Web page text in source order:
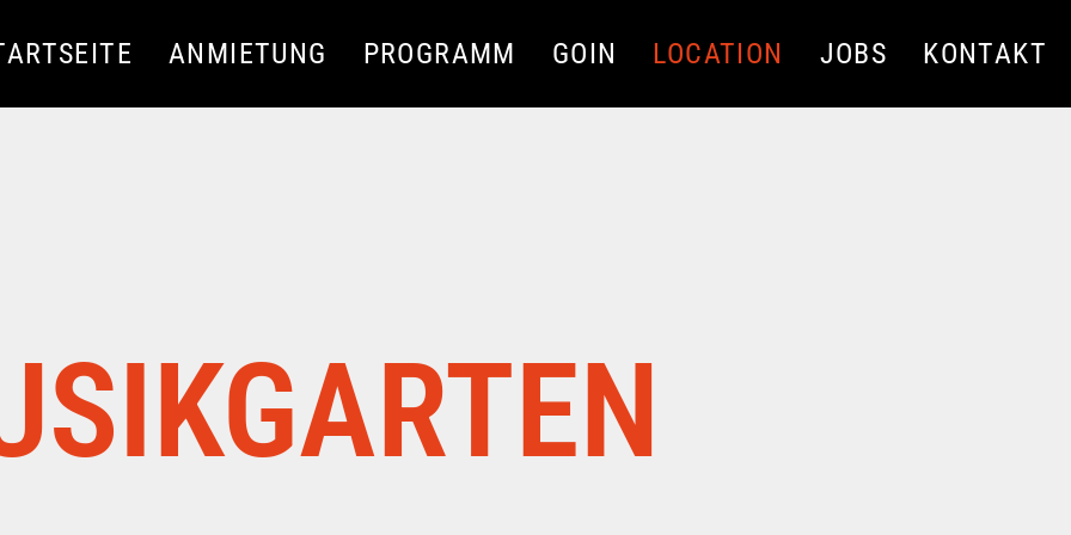
ANMIETUNG PROGRAMM GOIN LOCATION JOBS KONTAKT